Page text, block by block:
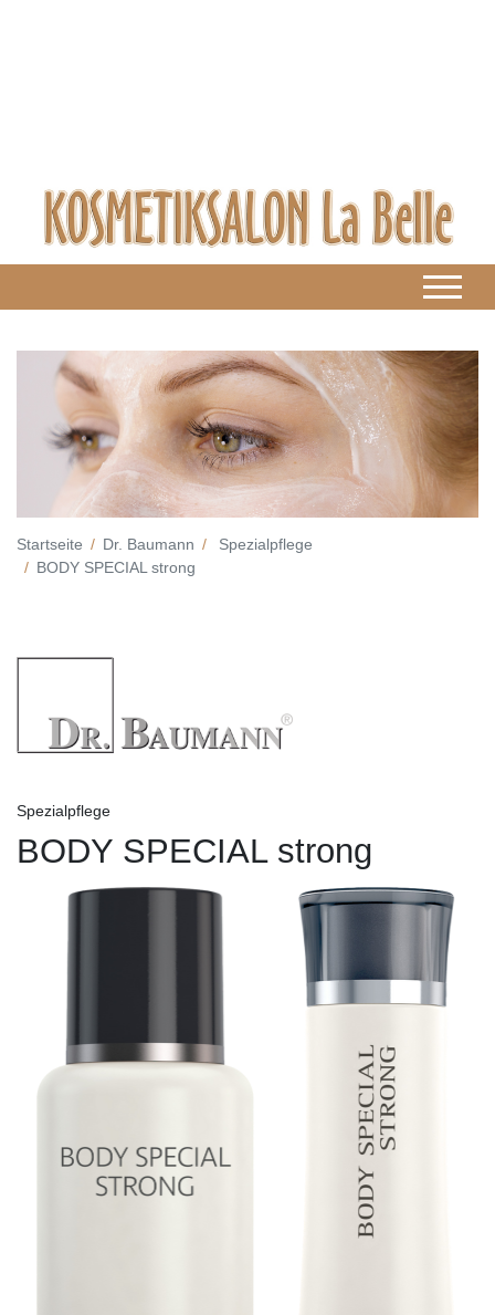
Startseite Dr. Baumann
Spezialpflege
BODY SPECIAL strong
Spezialpflege
BODY SPECIAL strong